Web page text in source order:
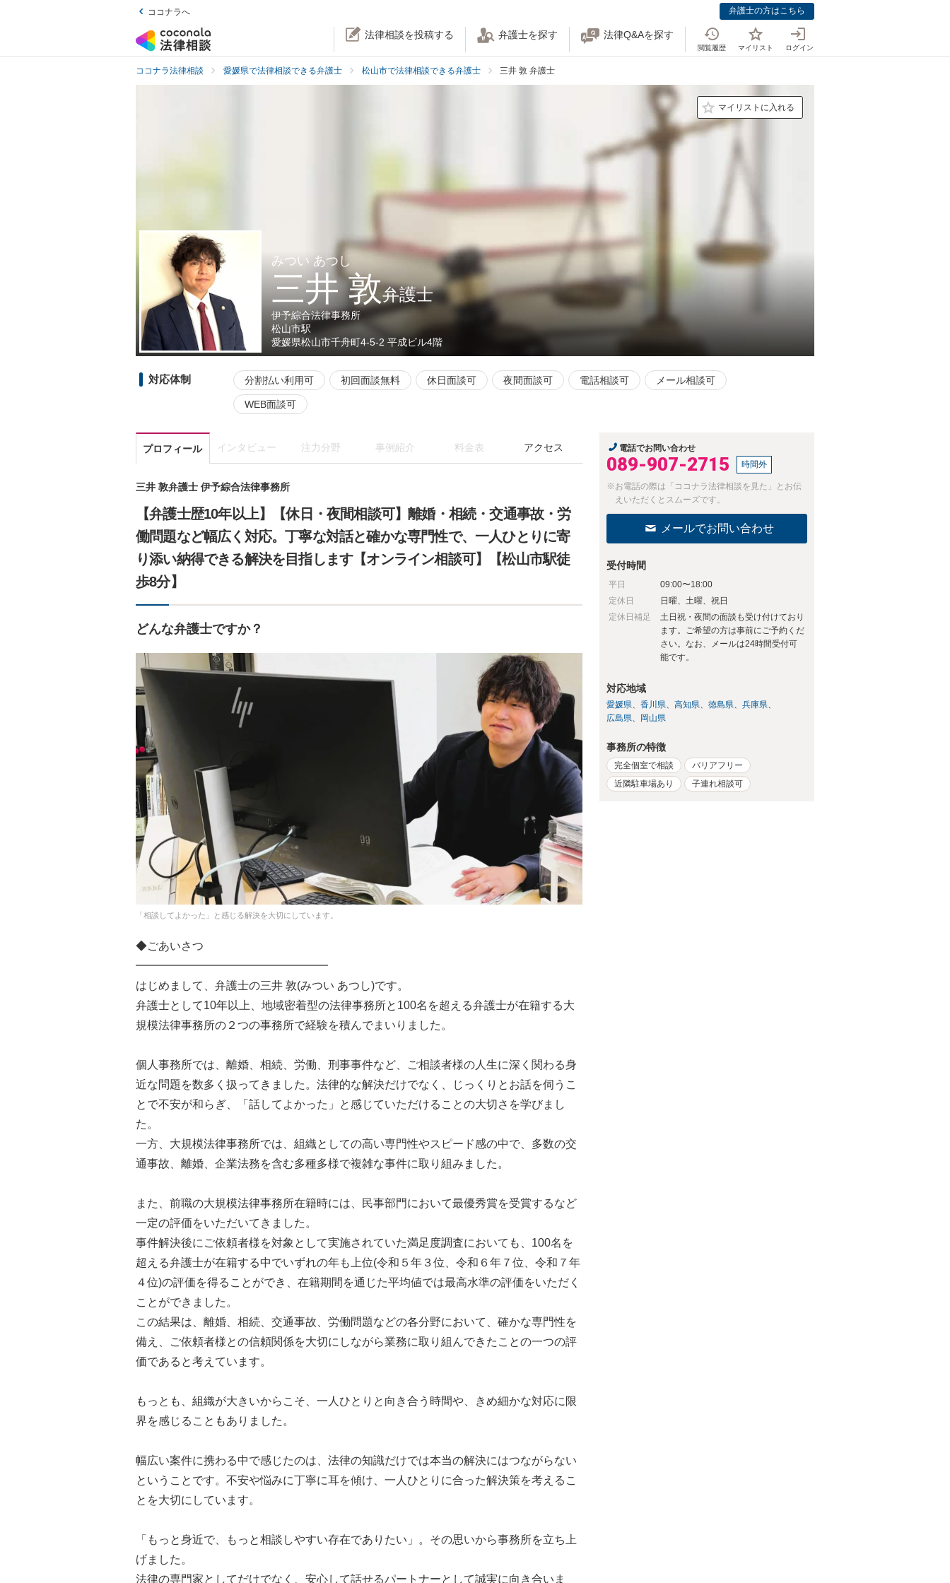
ココナラへ 弁護士の方はこちら
法律相談を投稿する 弁護士を探す 法律Q&Aを探す
閲覧履歴 マイリスト ログイン
ココナラ法律相談 愛媛県で法律相談できる弁護士 松山市で法律相談できる弁護士 三井 敦 弁護士
マイリストに入れる
みつい あつし
三井 敦弁護士
伊予綜合法律事務所
松山市駅
愛媛県松山市千舟町4-5-2 平成ビル4階
対応体制 分割払い利用可 初回面談無料 休日面談可 夜間面談可 電話相談可 メール相談可
WEB面談可
プロフィール インタビュー 注力分野 事例紹介 料金表 アクセス
三井 敦弁護士 伊予綜合法律事務所
【弁護士歴10年以上】【休日・夜間相談可】離婚・相続・交通事故・労
働問題など幅広く対応。丁寧な対話と確かな専門性で、一人ひとりに寄
り添い納得できる解決を目指します【オンライン相談可】【松山市駅徒
歩8分】
どんな弁護士ですか？
「相談してよかった」と感じる解決を大切にしています。
◆ごあいさつ
━━━━━━━━━━━━━━━━━
はじめまして、弁護士の三井 敦(みつい あつし)です。
弁護士として10年以上、地域密着型の法律事務所と100名を超える弁護士が在籍する大
規模法律事務所の２つの事務所で経験を積んでまいりました。
個人事務所では、離婚、相続、労働、刑事事件など、ご相談者様の人生に深く関わる身
近な問題を数多く扱ってきました。法律的な解決だけでなく、じっくりとお話を伺うこ
とで不安が和らぎ、「話してよかった」と感じていただけることの大切さを学びまし
た。
一方、大規模法律事務所では、組織としての高い専門性やスピード感の中で、多数の交
通事故、離婚、企業法務を含む多種多様で複雑な事件に取り組みました。
また、前職の大規模法律事務所在籍時には、民事部門において最優秀賞を受賞するなど
一定の評価をいただいてきました。
事件解決後にご依頼者様を対象として実施されていた満足度調査においても、100名を
超える弁護士が在籍する中でいずれの年も上位(令和５年３位、令和６年７位、令和７年
４位)の評価を得ることができ、在籍期間を通じた平均値では最高水準の評価をいただく
ことができました。
この結果は、離婚、相続、交通事故、労働問題などの各分野において、確かな専門性を
備え、ご依頼者様との信頼関係を大切にしながら業務に取り組んできたことの一つの評
価であると考えています。
もっとも、組織が大きいからこそ、一人ひとりと向き合う時間や、きめ細かな対応に限
界を感じることもありました。
幅広い案件に携わる中で感じたのは、法律の知識だけでは本当の解決にはつながらない
ということです。不安や悩みに丁寧に耳を傾け、一人ひとりに合った解決策を考えるこ
とを大切にしています。
「もっと身近で、もっと相談しやすい存在でありたい」。その思いから事務所を立ち上
げました。
法律の専門家としてだけでなく、安心して話せるパートナーとして誠実に向き合いま
電話でお問い合わせ
089-907-2715 時間外
※お電話の際は「ココナラ法律相談を見た」とお伝
えいただくとスムーズです。
メールでお問い合わせ
受付時間
平日
09:00〜18:00
定休日
日曜、土曜、祝日
定休日補足
土日祝・夜間の面談も受け付けており
ます。ご希望の方は事前にご予約くだ
さい。なお、メールは24時間受付可
能です。
対応地域
愛媛県 香川県 高知県 徳島県
兵庫県
広島県
岡山県
事務所の特徴
完全個室で相談
バリアフリー
近隣駐車場あり
子連れ相談可